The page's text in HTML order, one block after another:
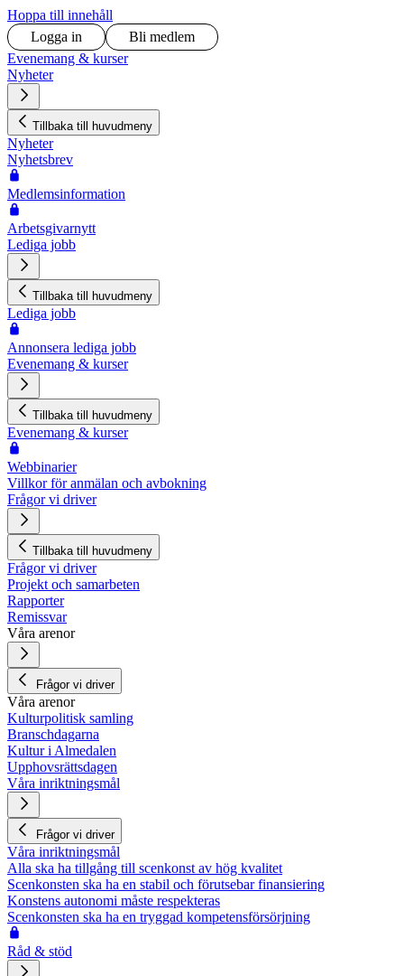
Hoppa till innehåll
Logga in
Bli medlem
Evenemang & kurser
Nyheter
Tillbaka till huvudmeny
Nyheter
Nyhetsbrev
Medlemsinformation
Arbetsgivarnytt
Lediga jobb
Tillbaka till huvudmeny
Lediga jobb
Annonsera lediga jobb
Evenemang & kurser
Tillbaka till huvudmeny
Evenemang & kurser
Webbinarier
Villkor för anmälan och avbokning
Frågor vi driver
Tillbaka till huvudmeny
Frågor vi driver
Projekt och samarbeten
Rapporter
Remissvar
Våra arenor
Frågor vi driver
Våra arenor
Kulturpolitisk samling
Branschdagarna
Kultur i Almedalen
Upphovsrättsdagen
Våra inriktningsmål
Frågor vi driver
Våra inriktningsmål
Alla ska ha tillgång till scenkonst av hög kvalitet
Scenkonsten ska ha en stabil och förutsebar finansiering
Konstens autonomi måste respekteras
Scenkonsten ska ha en tryggad kompetensförsörjning
Råd & stöd